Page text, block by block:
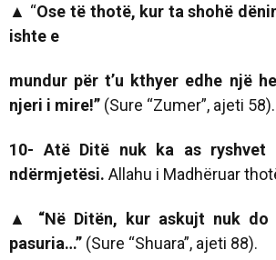
▲ “Ose të thotë, kur ta shohë
ishte e
mundur për t’u kthyer edhe një
njeri i mire!” (Sure “Zumer”, ajeti 58).
10- Atë Ditë nuk ka as ryshvet
ndërmjetësi. Allahu i Madhëruar
▲ “Në Ditën, kur askujt nuk do
pasuria…” (Sure “Shuara”, ajeti 88).